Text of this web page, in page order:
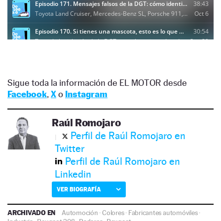
Sigue toda la información de EL MOTOR desde
Facebook, Xo Instagram
Raúl Romojaro
Perfil de Raúl Romojaro en
Twitter
Perfil de Raúl Romojaro en
Linkedin
VER BIOGRAFÍA
ARCHIVADO EN Automoción ·Colores· Fabricantes automóviles·